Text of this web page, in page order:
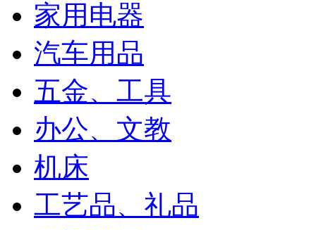
家用电器
汽车用品
五金、工具
办公、文教
机床
工艺品、礼品